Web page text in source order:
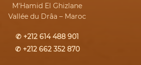
M'Hamid El Ghizlane
Vallée du Drâa – Maroc
✆ +212 614 488 901
✆ +212 662 352 870